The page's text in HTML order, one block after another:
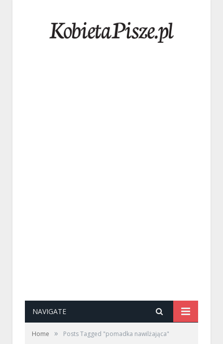
NAVIGATE
Home » Posts Tagged "pomadka nawilżająca"